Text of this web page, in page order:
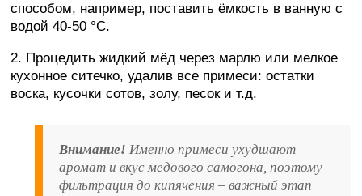
способом, например, поставить ёмкость в ванную с
водой 40-50 °C.
2. Процедить жидкий мёд через марлю или мелкое
кухонное ситечко, удалив все примеси: остатки
воска, кусочки сотов, золу, песок и т.д.
Внимание! Именно примеси ухудшают
аромат и вкус медового самогона, поэтому
фильтрация до кипячения – важный этап